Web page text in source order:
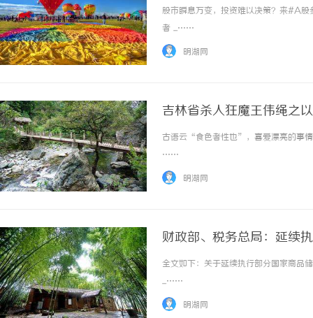
股市瞬息万变，投资难以决策？来#A
者 ...……
明湖网
吉林省杀人狂魔王伟绳之
古语云“食色者性也”，喜爱漂亮的事情
……
明湖网
财政部、税务总局：延续
全文如下：关于延续执行部分国家商品
...……
明湖网
法律困境